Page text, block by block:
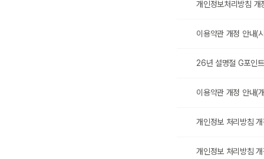
개인정보처리방침
이용약관 개정 안내
26년 설명절 G포인
이용약관 개정 안내
개인정보 처리방침
개인정보 처리방침